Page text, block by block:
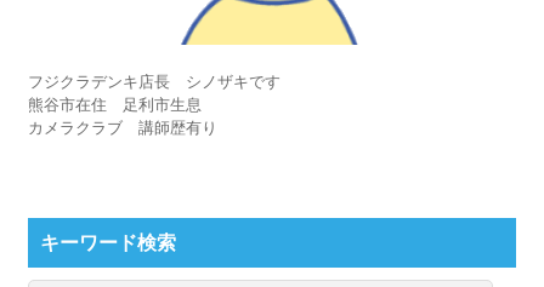
フジクラデンキ店長 シノザキです
熊谷市在住 足利市生息
カメラクラブ 講師歴有り
キーワード検索